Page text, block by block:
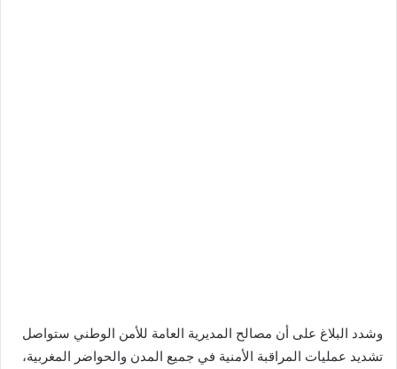
وشدد البلاغ على أن مصالح المديرية العامة للأمن الوطني ستواصل
تشديد عمليات المراقبة الأمنية في جميع المدن والحواضر المغربية،